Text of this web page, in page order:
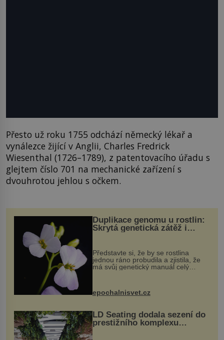
Přesto už roku 1755 odchází německý lékař a
vynálezce žijící v Anglii, Charles Fredrick
Wiesenthal (1726–1789), z patentovacího úřadu s
glejtem číslo 701 na mechanické zařízení s
dvouhrotou jehlou s očkem.
Duplikace genomu u rostlin:
Skrytá genetická zátěž i
Představte si, že by se rostlina
jednou ráno probudila a zjistila, že
má svůj genetický manuál celý
vstupenka...
epochalnisvet.cz
LD Seating dodala sezení do
prestižního komplexu
MediaCityUK v Salfordu